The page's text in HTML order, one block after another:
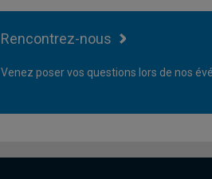
Rencontrez-nous
Venez poser vos questions lors de nos